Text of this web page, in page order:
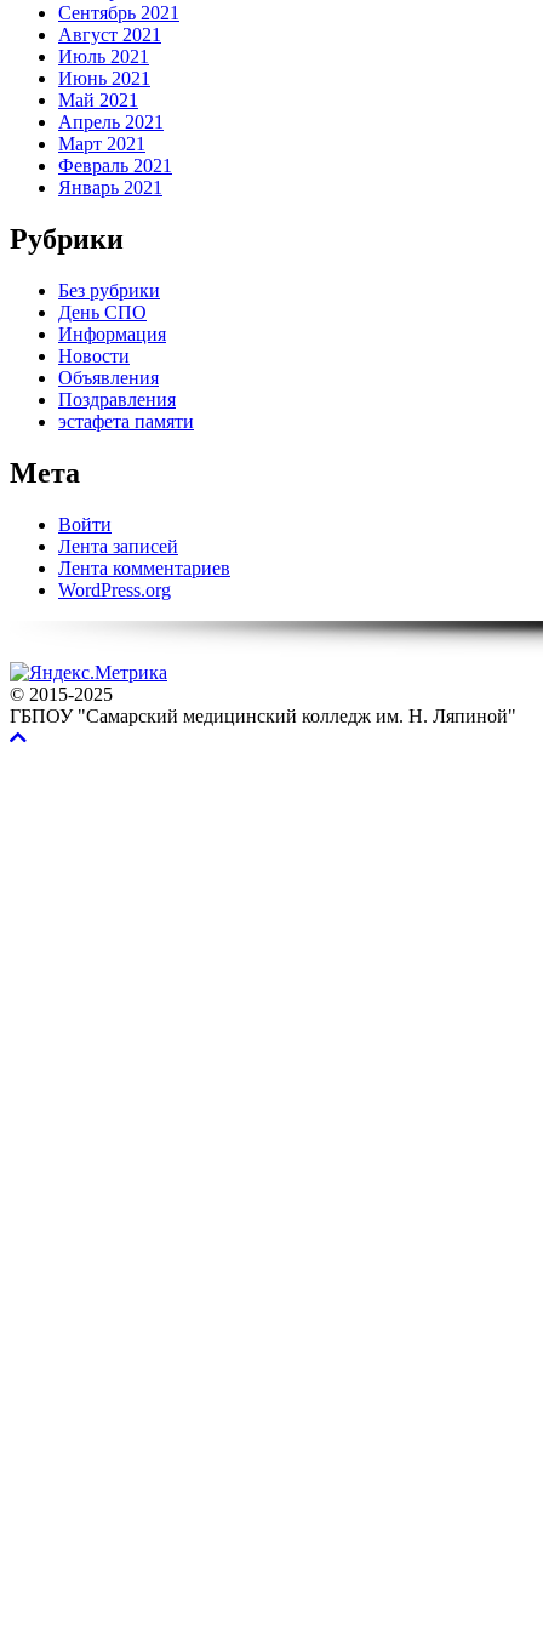
Сентябрь 2021
Август 2021
Июль 2021
Июнь 2021
Май 2021
Апрель 2021
Март 2021
Февраль 2021
Январь 2021
Рубрики
Без рубрики
День СПО
Информация
Новости
Объявления
Поздравления
эстафета памяти
Мета
Войти
Лента записей
Лента комментариев
WordPress.org
© 2015-2025
ГБПОУ "Самарский медицинский колледж им. Н. Ляпиной"